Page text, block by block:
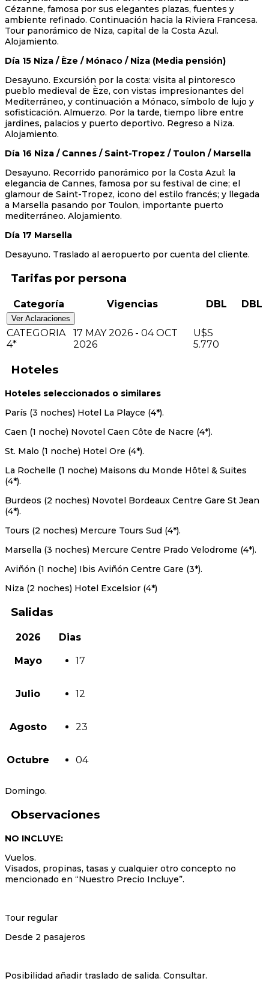
Cézanne, famosa por sus elegantes plazas, fuentes y
ambiente refinado. Continuación hacia la Riviera Francesa.
Tour panorámico de Niza, capital de la Costa Azul.
Alojamiento.
Día 15 Niza / Èze / Mónaco / Niza (Media pensión)
Desayuno. Excursión por la costa: visita al pintoresco
pueblo medieval de Èze, con vistas impresionantes del
Mediterráneo, y continuación a Mónaco, símbolo de lujo y
sofisticación. Almuerzo. Por la tarde, tiempo libre entre
jardines, palacios y puerto deportivo. Regreso a Niza.
Alojamiento.
Día 16 Niza / Cannes / Saint-Tropez / Toulon / Marsella
Desayuno. Recorrido panorámico por la Costa Azul: la
elegancia de Cannes, famosa por su festival de cine; el
glamour de Saint-Tropez, icono del estilo francés; y llegada
a Marsella pasando por Toulon, importante puerto
mediterráneo. Alojamiento.
Día 17 Marsella
Desayuno. Traslado al aeropuerto por cuenta del cliente.
Tarifas
Categoría Vigencias DBL DBL
Ver Aclaraciones
CATEGORIA
4*
17 MAY 2026 - 04 OCT
2026
U$S
5.770
Hoteles
Hoteles seleccionados o similares
París (3 noches) Hotel La Playce (4*).
Caen (1 noche) Novotel Caen Côte de Nacre (4*).
St. Malo (1 noche) Hotel Ore (4*).
La Rochelle (1 noche) Maisons du Monde Hôtel & Suites
(4*).
Burdeos (2 noches) Novotel Bordeaux Centre Gare St Jean
(4*).
Tours (2 noches) Mercure Tours Sud (4*).
Marsella (3 noches) Mercure Centre Prado Velodrome (4*).
Aviñón (1 noche) Ibis Aviñón Centre Gare (3*).
Niza (2 noches) Hotel Excelsior (4*)
Salidas
2026 Dias
Mayo 17
Julio 12
Agosto 23
Octubre 04
Domingo.
Observaciones
NO INCLUYE:
Vuelos.
Visados, propinas, tasas y cualquier otro concepto no
mencionado en “Nuestro Precio Incluye”.
Tour regular
Desde 2 pasajeros
Posibilidad añadir traslado de salida. Consultar.